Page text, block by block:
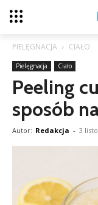
PIELĘGNACJA CIAŁO
Pielęgnacja Ciało
Peeling
sposób
Autor: Redakcja - 3